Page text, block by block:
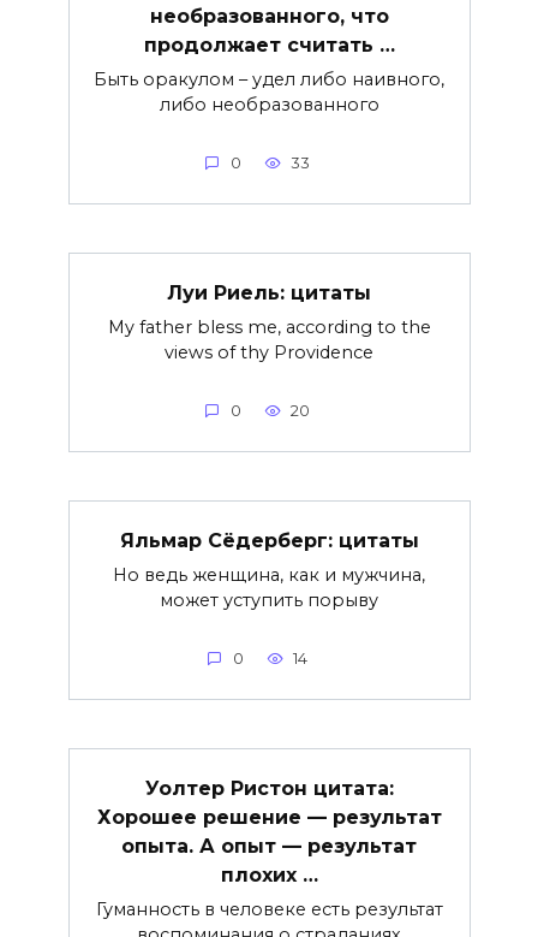
необразованного, что
продолжает считать …
Быть оракулом – удел либо наивного,
либо необразованного
0 33
Луи Риель: цитаты
My father bless me, according to the
views of thy Providence
0 20
Яльмар Сёдерберг: цитаты
Но ведь женщина, как и мужчина,
может уступить порыву
0 14
Уолтер Ристон цитата:
Хорошее решение — результат
опыта. А опыт — результат
плохих …
Гуманность в человеке есть результат